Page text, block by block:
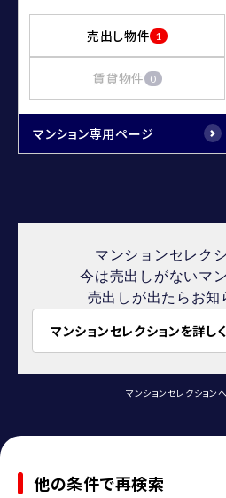
売出し物件 1
賃貸物件 0
マンション専用ページ
マンションセレク
今は売出しがないマ
売出しが出たらお知
マンションセレクションを詳し
マンションセレクション
他の条件で再検索